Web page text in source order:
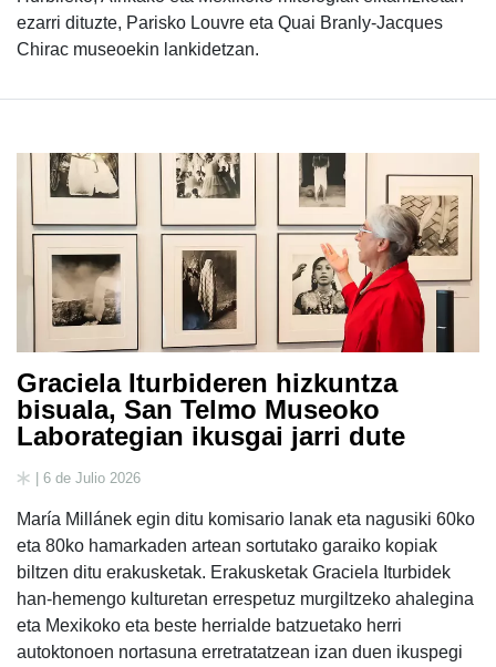
ezarri dituzte, Parisko Louvre eta Quai Branly-Jacques
Chirac museoekin lankidetzan.
Graciela Iturbideren hizkuntza
bisuala, San Telmo Museoko
Laborategian ikusgai jarri dute
| 6 de Julio 2026
María Millánek egin ditu komisario lanak eta nagusiki 60ko
eta 80ko hamarkaden artean sortutako garaiko kopiak
biltzen ditu erakusketak. Erakusketak Graciela Iturbidek
han-hemengo kulturetan errespetuz murgiltzeko ahalegina
eta Mexikoko eta beste herrialde batzuetako herri
autoktonoen nortasuna erretratatzean izan duen ikuspegi